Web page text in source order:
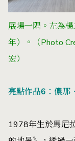
展場一隅。左為
年）。
（Photo
宏）
亮點作品6：儂那
1978年生於馬尼